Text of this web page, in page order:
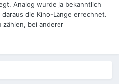
Analog wurde ja bekanntlich
die Kino-Länge errechnet.
zählen, bei anderer